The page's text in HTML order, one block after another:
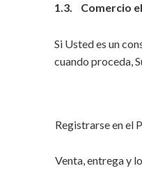
1.3. Comercio
Si Usted es un
cuando proceda,
Registrarse en el
Venta, entrega y